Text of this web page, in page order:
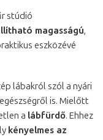
stúdió
magasságú,
eszközévé
lábakról szól a nyári
is. Mielőtt
a lábfürdő. Ehhez
kényelmes az